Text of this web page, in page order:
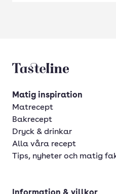
Tasteline startsida
Matig inspiration
Matrecept
Bakrecept
Dryck & drinkar
Alla våra recept
Tips, nyheter och matig